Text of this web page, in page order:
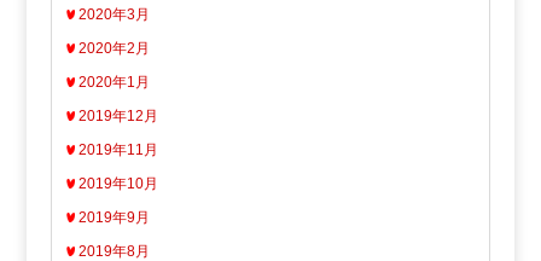
2020年3月
2020年2月
2020年1月
2019年12月
2019年11月
2019年10月
2019年9月
2019年8月